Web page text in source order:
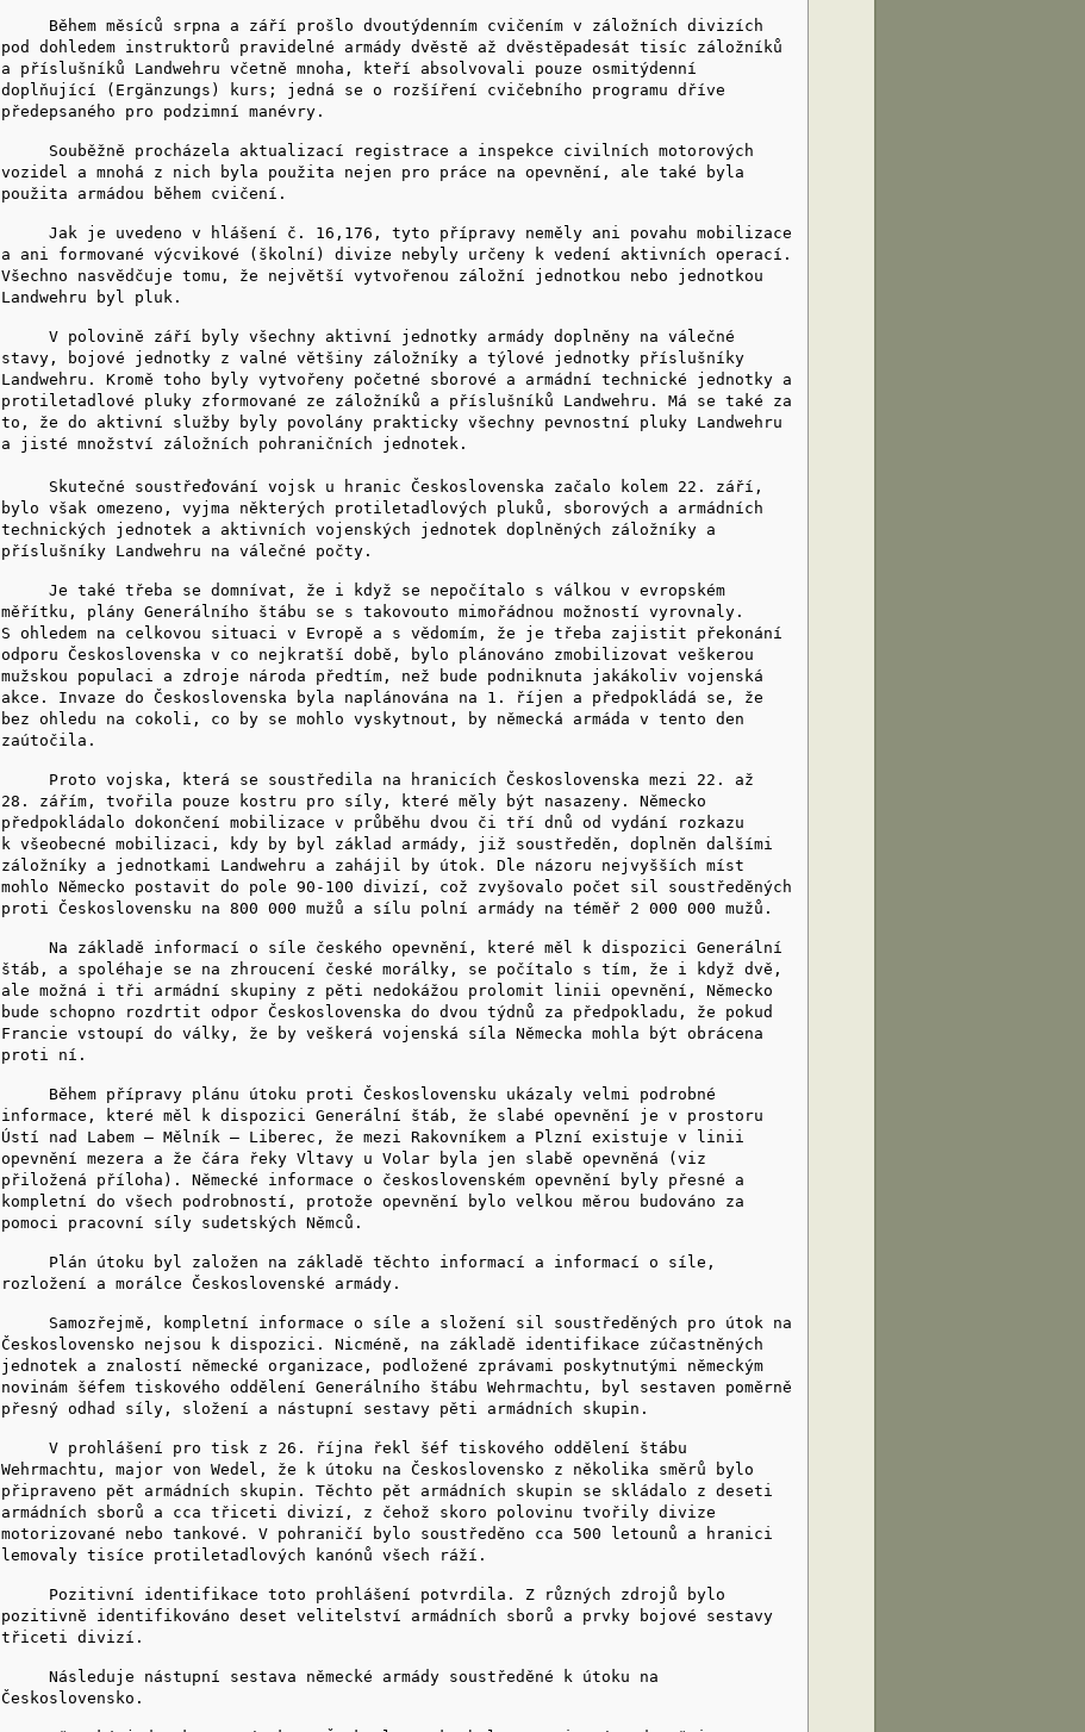
Během měsíců srpna a září prošlo dvoutýdenním cvičením v záložních divizích
pod dohledem instruktorů pravidelné armády dvěstě až dvěstěpadesát tisíc záložníků
a příslušníků Landwehru včetně mnoha, kteří absolvovali pouze osmitýdenní
doplňující (Ergänzungs) kurs; jedná se o rozšíření cvičebního programu dříve
předepsaného pro podzimní manévry.
Souběžně procházela aktualizací registrace a inspekce civilních motorových
vozidel a mnohá z nich byla použita nejen pro práce na opevnění, ale také byla
použita armádou během cvičení.
Jak je uvedeno v hlášení č. 16,176, tyto přípravy neměly ani povahu mobilizace
a ani formované výcvikové (školní) divize nebyly určeny k vedení aktivních operací.
Všechno nasvědčuje tomu, že největší vytvořenou záložní jednotkou nebo jednotkou
Landwehru byl pluk.
V polovině září byly všechny aktivní jednotky armády doplněny na válečné
stavy, bojové jednotky z valné většiny záložníky a týlové jednotky příslušníky
Landwehru. Kromě toho byly vytvořeny početné sborové a armádní technické jednotky a
protiletadlové pluky zformované ze záložníků a příslušníků Landwehru. Má se také za
to, že do aktivní služby byly povolány prakticky všechny pevnostní pluky Landwehru
a jisté množství záložních pohraničních jednotek.
Skutečné soustřeďování vojsk u hranic Československa začalo kolem 22. září,
bylo však omezeno, vyjma některých protiletadlových pluků, sborových a armádních
technických jednotek a aktivních vojenských jednotek doplněných záložníky a
příslušníky Landwehru na válečné počty.
Je také třeba se domnívat, že i když se nepočítalo s válkou v evropském
měřítku, plány Generálního štábu se s takovouto mimořádnou možností vyrovnaly.
S ohledem na celkovou situaci v Evropě a s vědomím, že je třeba zajistit překonání
odporu Československa v co nejkratší době, bylo plánováno zmobilizovat veškerou
mužskou populaci a zdroje národa předtím, než bude podniknuta jakákoliv vojenská
akce. Invaze do Československa byla naplánována na 1. říjen a předpokládá se, že
bez ohledu na cokoli, co by se mohlo vyskytnout, by německá armáda v tento den
zaútočila.
Proto vojska, která se soustředila na hranicích Československa mezi 22. až
28. zářím, tvořila pouze kostru pro síly, které měly být nasazeny. Německo
předpokládalo dokončení mobilizace v průběhu dvou či tří dnů od vydání rozkazu
k všeobecné mobilizaci, kdy by byl základ armády, již soustředěn, doplněn dalšími
záložníky a jednotkami Landwehru a zahájil by útok. Dle názoru nejvyšších míst
mohlo Německo postavit do pole 90-100 divizí, což zvyšovalo počet sil soustředěných
proti Československu na 800 000 mužů a sílu polní armády na téměř 2 000 000 mužů.
Na základě informací o síle českého opevnění, které měl k dispozici Generální
štáb, a spoléhaje se na zhroucení české morálky, se počítalo s tím, že i když dvě,
ale možná i tři armádní skupiny z pěti nedokážou prolomit linii opevnění, Německo
bude schopno rozdrtit odpor Československa do dvou týdnů za předpokladu, že pokud
Francie vstoupí do války, že by veškerá vojenská síla Německa mohla být obrácena
proti ní.
Během přípravy plánu útoku proti Československu ukázaly velmi podrobné
informace, které měl k dispozici Generální štáb, že slabé opevnění je v prostoru
Ústí nad Labem – Mělník – Liberec, že mezi Rakovníkem a Plzní existuje v linii
opevnění mezera a že čára řeky Vltavy u Volar byla jen slabě opevněná (viz
přiložená příloha). Německé informace o československém opevnění byly přesné a
kompletní do všech podrobností, protože opevnění bylo velkou měrou budováno za
pomoci pracovní síly sudetských Němců.
Plán útoku byl založen na základě těchto informací a informací o síle,
rozložení a morálce Československé armády.
Samozřejmě, kompletní informace o síle a složení sil soustředěných pro útok na
Československo nejsou k dispozici. Nicméně, na základě identifikace zúčastněných
jednotek a znalostí německé organizace, podložené zprávami poskytnutými německým
novinám šéfem tiskového oddělení Generálního štábu Wehrmachtu, byl sestaven poměrně
přesný odhad síly, složení a nástupní sestavy pěti armádních skupin.
V prohlášení pro tisk z 26. října řekl šéf tiskového oddělení štábu
Wehrmachtu, major von Wedel, že k útoku na Československo z několika směrů bylo
připraveno pět armádních skupin. Těchto pět armádních skupin se skládalo z deseti
armádních sborů a cca třiceti divizí, z čehož skoro polovinu tvořily divize
motorizované nebo tankové. V pohraničí bylo soustředěno cca 500 letounů a hranici
lemovaly tisíce protiletadlových kanónů všech ráží.
Pozitivní identifikace toto prohlášení potvrdila. Z různých zdrojů bylo
pozitivně identifikováno deset velitelství armádních sborů a prvky bojové sestavy
třiceti divizí.
Následuje nástupní sestava německé armády soustředěné k útoku na
Československo.